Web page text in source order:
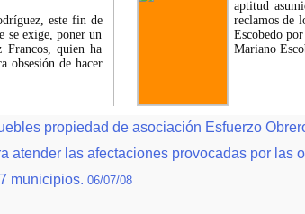
este fin de
se exige, poner un
quien ha
obsesión de hacer
aptitud
reclamos de
Escobedo
Mariano
propiedad de asociación Esfuerzo
atender las afectaciones provocadas por las
municipios. 06/07/08